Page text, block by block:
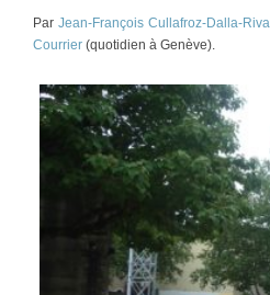
Par Jean-François Cullafroz-Dalla-Riva
Courrier (quotidien à Genève).